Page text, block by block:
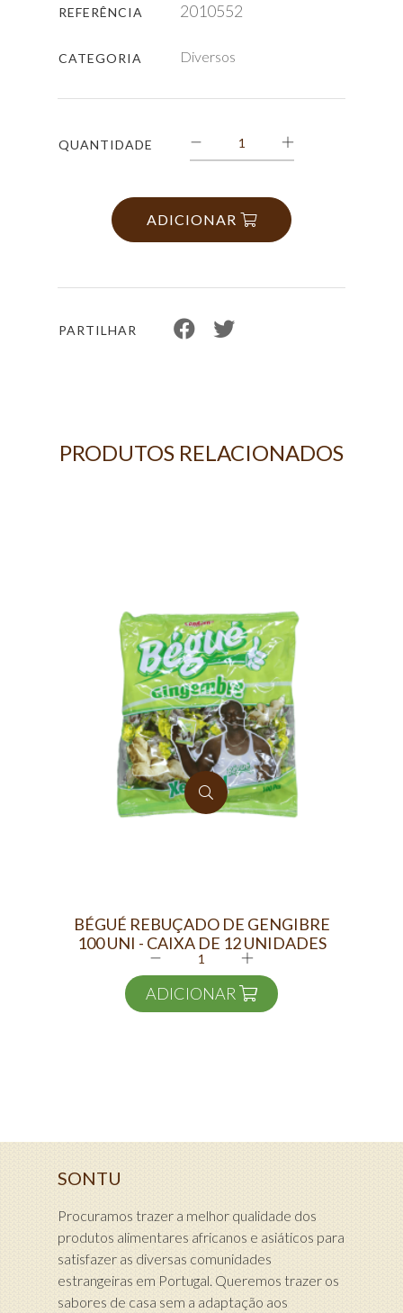
REFERÊNCIA 2010552
CATEGORIA Diversos
QUANTIDADE
ADICIONAR
PARTILHAR
PRODUTOS RELACIONADOS
BÉGUÉ REBUÇADO DE GENGIBRE
100 UNI - CAIXA DE 12 UNIDADES
ADICIONAR
SONTU
Procuramos trazer a melhor qualidade dos
produtos alimentares africanos e asiáticos para
satisfazer as diversas comunidades
estrangeiras em Portugal. Queremos trazer os
sabores de casa sem a adaptação aos